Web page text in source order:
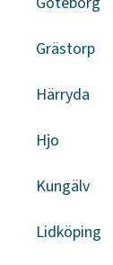
Grästorp
Härryda
Hjo
Kungälv
Lidköping